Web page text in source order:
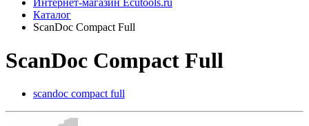
Каталог
ScanDoc Compact Full
ScanDoc Compact Full
scandoc compact full